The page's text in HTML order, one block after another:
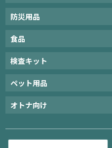
防災用品
食品
検査キット
ペット用品
オトナ向け